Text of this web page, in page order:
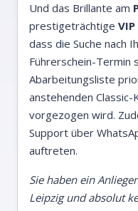
Und das Brillante am
prestigeträchtige
dass die Suche nach
Führerschein-Termin
Abarbeitungsliste
anstehenden
vorgezogen wird.
Support über
auftreten.
Sie haben ein
Leipzig und absolut